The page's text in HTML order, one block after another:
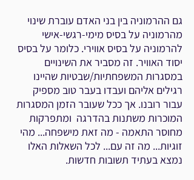
גם ההרמוניה בין בני האדם עוברת שינוי
מהרמוניה על בסיס מימי-רגשי-אישי
להרמוניה על בסיס אווירי. כלומר על בסיס
יסוד האוויר. זה מסביר את השינויים
במסגרות המשפחתיות/שבטיות שהיינו
רגילים אליהם ועבדו בעבר טוב מספיק
עבור רובנו. אך ככל שעובר הזמן המסגרות
המוכרות משתנות בהדרגה ומתפרקות
מחוסר התאמה - מה זאת מישפחה... מהי
זוגיות... מה זה עם... לכל השאלות האלו
נמצא בעתיד תשובות חדשות.